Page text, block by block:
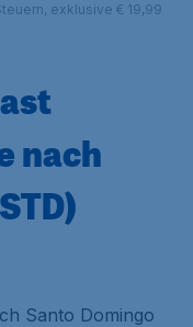
exklusive € 19,99
nach
Santo Domingo